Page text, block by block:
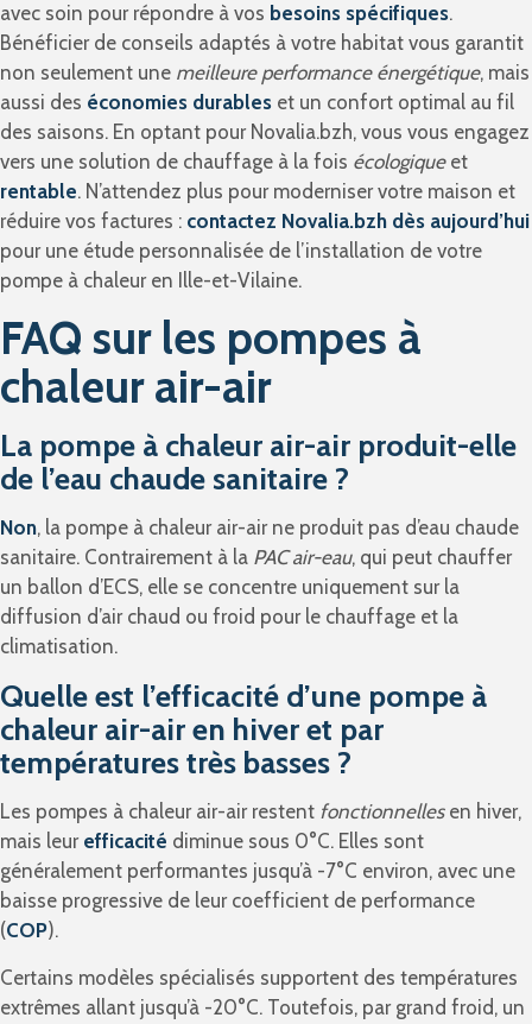
avec soin pour répondre à vos besoins spécifiques.
Bénéficier de conseils adaptés à votre habitat vous garantit
non seulement une meilleure performance énergétique, mais
aussi des économies durables et un confort optimal au fil
des saisons. En optant pour Novalia.bzh, vous vous engagez
vers une solution de chauffage à la fois écologiqueet
rentable. N’attendez plus pour moderniser votre maison et
réduire vos factures : contactez Novalia.bzh dès aujourd’hui
pour une étude personnalisée de l’installation de votre
pompe à chaleur en Ille-et-Vilaine.
FAQ sur les pompes à
chaleur air-air
La pompe à chaleur air-air produit-elle
de l’eau chaude sanitaire ?
Non, la pompe à chaleur air-air ne produit pas d’eau chaude
sanitaire. Contrairement à la PAC air-eau, qui peut chauffer
un ballon d’ECS, elle se concentre uniquement sur la
diffusion d’air chaud ou froid pour le chauffage et la
climatisation.
Quelle est l’efficacité d’une pompe à
chaleur air-air en hiver et par
températures très basses ?
Les pompes à chaleur air-air restent fonctionnellesen hiver,
mais leur efficacité diminue sous 0°C. Elles sont
généralement performantes jusqu’à -7°C environ, avec une
baisse progressive de leur coefficient de performance
(COP).
Certains modèles spécialisés supportent des températures
extrêmes allant jusqu’à -20°C. Toutefois, par grand froid, un